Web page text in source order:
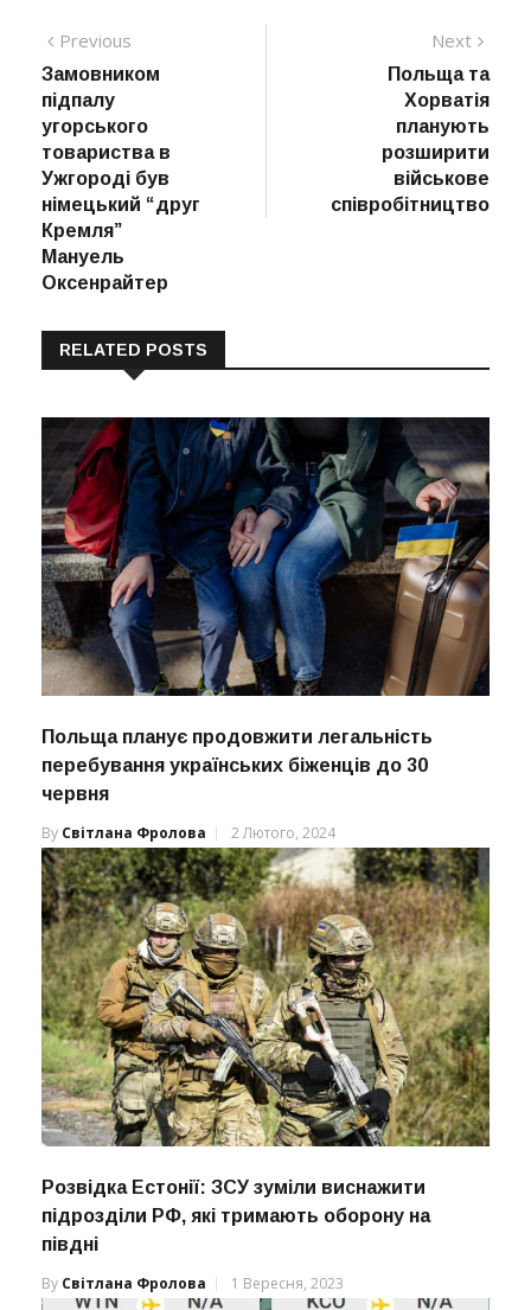
Навігація
записів
Previous
post:
Замовником
підпалу
угорського
товариства в
Ужгороді був
німецький “друг
Кремля”
Мануель
Оксенрайтер
Next
post:
Польща та
Хорватія
планують
розширити
військове
співробітництво
RELATED POSTS
Польща планує продовжити легальність
перебування українських біженців до 30
червня
By Світлана Фролова 2 Лютого, 2024
Розвідка Естонії: ЗСУ зуміли виснажити
підрозділи РФ, які тримають оборону на
півдні
By Світлана Фролова 1 Вересня, 2023